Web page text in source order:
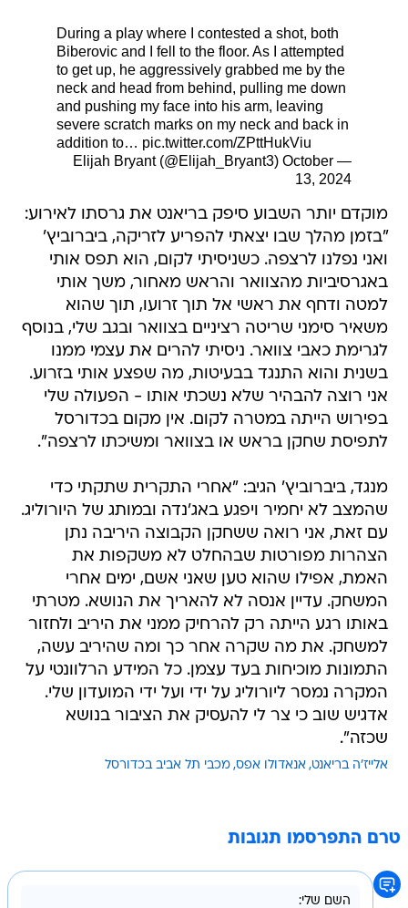
During a play where I contested a shot, both
Biberovic and I fell to the floor. As I attempted
to get up, he aggressively grabbed me by the
neck and head from behind, pulling me down
and pushing my face into his arm, leaving
severe scratch marks on my neck and back in
addition to… pic.twitter.com/ZPttHukViu
— Elijah Bryant (@Elijah_Bryant3)
October
13, 2024
מוקדם יותר השבוע סיפק בריאנט את גרסתו לאירוע:
"בזמן מהלך שבו יצאתי להפריע לזריקה, ביברוביץ'
ואני נפלנו לרצפה. כשניסיתי לקום, הוא תפס אותי
באגרסיביות מהצוואר והראש מאחור, משך אותי
למטה ודחף את ראשי אל תוך זרועו, תוך שהוא
משאיר סימני שריטה רציניים בצוואר ובגב שלי, בנוסף
לגרימת כאבי צוואר. ניסיתי להרים את עצמי ממנו
בשנית והוא התנגד בבעיטות, מה שפצע אותי בזרוע.
אני רוצה להבהיר שלא נשכתי אותו - הפעולה שלי
בפירוש הייתה במטרה לקום. אין מקום בכדורסל
לתפיסת שחקן בראש או בצוואר ומשיכתו לרצפה".
מנגד, ביברוביץ' הגיב: "אחרי התקרית שתקתי כדי
שהמצב לא יחמיר ויפגע באג'נדה ובמותג של היורוליג.
עם זאת, אני רואה ששחקן הקבוצה היריבה נתן
הצהרות מפורטות שבהחלט לא משקפות את
האמת, אפילו שהוא טען שאני אשם, ימים אחרי
המשחק. עדיין אנסה לא להאריך את הנושא. מטרתי
באותו רגע הייתה רק להרחיק ממני את היריב ולחזור
למשחק. את מה שקרה אחר כך ומה שהיריב עשה,
התמונות מוכיחות בעד עצמן. כל המידע הרלוונטי על
המקרה נמסר ליורוליג על ידי ועל ידי המועדון שלי.
אדגיש שוב כי צר לי להעסיק את הציבור בנושא
שכזה".
אלייז'ה בריאנט אנאדולו אפס מכבי תל אביב בכדורסל
טרם התפרסמו תגובות